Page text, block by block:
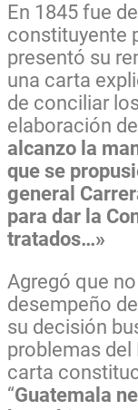
En 1845 fue
constituyente
presentó su
una carta
de conciliar
elaboración
alcanzo la
que se
general
para dar la
tratados…»
Agregó que
desempeño
su decisión
problemas del
carta
“Guatemala